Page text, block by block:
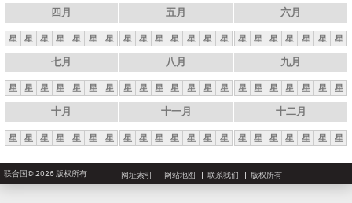
四月
星 星 星 星 星 星 星
五月
星 星 星 星 星 星 星
六月
星 星 星 星 星 星 星
七月
星 星 星 星 星 星 星
八月
星 星 星 星 星 星 星
九月
星 星 星 星 星 星 星
十月
星 星 星 星 星 星 星
十一月
星 星 星 星 星 星 星
十二月
星 星 星 星 星 星 星
联合国© 2026 版权所有 网址索引 网站地图 联系我们 版权所有